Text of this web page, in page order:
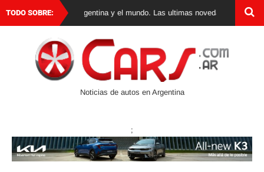
TODO SOBRE:
autos 0 km en Argentina y el mundo. Las ultimas novedades,
Noticias de autos en Argentina
;